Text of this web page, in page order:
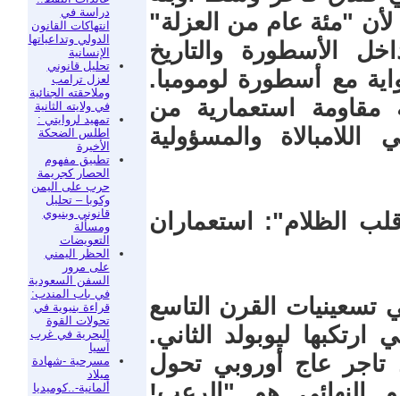
دراسة في
انتهاكات القانون
الدولي وتداعياتها
الإنسانية
تحليل قانوني
لعزل ترامب
وملاحقته الجنائية
في ولايته الثانية
تمهيد لروايتي :
اطلس الضحكة
الأخيرة
تطبيق مفهوم
الحصار كجريمة
حرب على اليمن
وكوبا – تحليل
قانوني وبنيوي
ومسألة
التعويضات
الحظر اليمني
على مرور
السفن السعودية
في باب المندب:
قراءة بنيوية في
تحولات القوة
البحرية في غرب
آسيا
مسرحية -شهادة
ميلاد
ألمانية-..كوميديا
لأن "مئة عام من العزلة"
الأسطورة والتاريخ
مع أسطورة لومومبا.
مقاومة استعمارية من
والمسؤولية
الظلام": استعماران
تسعينيات القرن التاسع
ليوبولد الثاني.
تاجر عاج أوروبي تحول